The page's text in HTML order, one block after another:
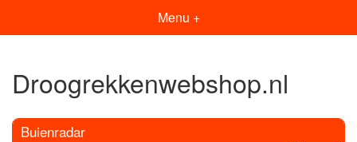
Menu +
Droogrekkenwebshop.nl
Buienradar